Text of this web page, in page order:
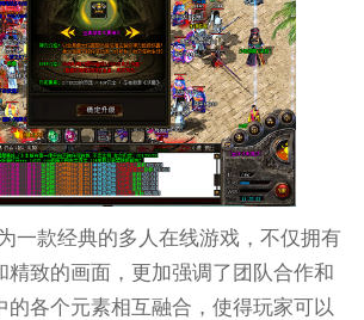
一款经典的多人在线游戏，不仅拥有
精致的画面，更加强调了团队合作和
的各个元素相互融合，使得玩家可以